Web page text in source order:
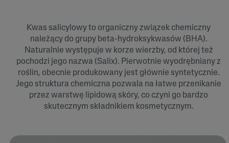
Kwas salicylowy to organiczny związek chemiczny
należący do grupy beta-hydroksykwasów (BHA).
Naturalnie występuje w korze wierzby, od której też
pochodzi jego nazwa (Salix). Pierwotnie wyodrębniany z
roślin, obecnie produkowany jest głównie syntetycznie.
Jego struktura chemiczna pozwala na łatwe przenikanie
przez warstwę lipidową skóry, co czyni go bardzo
skutecznym składnikiem kosmetycznym.